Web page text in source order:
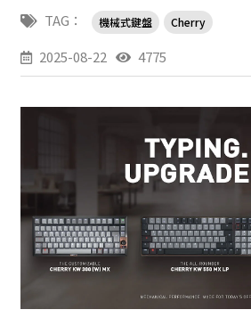
TAG： 機械式鍵盤 Cherry
2025-08-22 4775